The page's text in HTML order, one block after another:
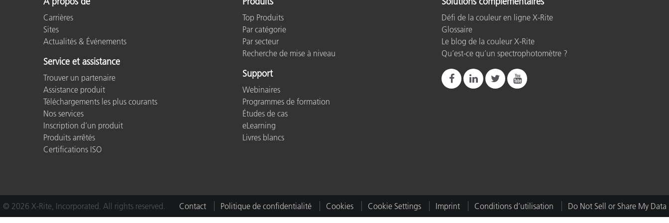
Plastiques
Cosmétiques
Matériaux de Construction
Carrières
Sites
Actualités & Événements
Service et assistance
Trouver un partenaire
Assistance produit
Téléchargements les plus courants
Nos services
Inscription d’un produit
Produits arrêtés
Certifications ISO
Top Produits
Par catégorie
Par secteur
Recherche de mise à niveau
Support
Webinaires
Programmes de formation
Études de cas
eLearning
Livres blancs
Défi de la couleur en ligne X-Rite
Glossaire
Le blog de la couleur X-Rite
Qu’est-ce qu’un spectrophotomètre ?
© 2026 X-Rite, Incorporated. All rights reserved. Contact Politique de confidentialité Cookies Cookie Settings Imprint Conditions d’utilisation Do Not Sell or Share My Data